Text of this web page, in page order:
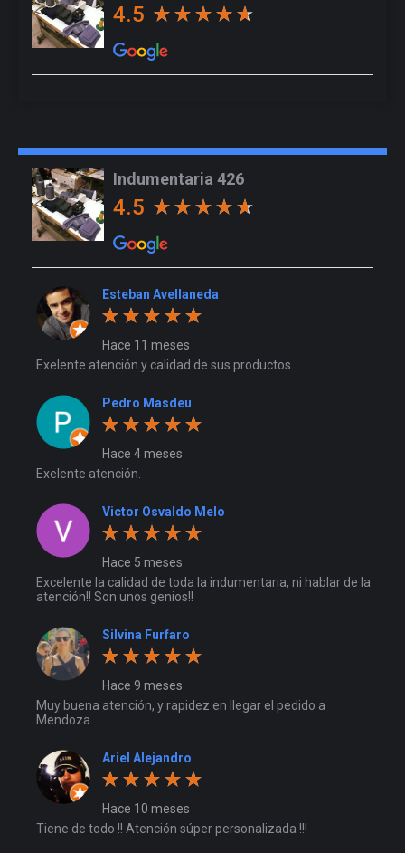
4.5
Indumentaria 426
4.5
Esteban Avellaneda
Hace 11 meses
Exelente atención y calidad de sus productos
Pedro Masdeu
Hace 4 meses
Exelente atención.
Victor Osvaldo Melo
Hace 5 meses
Excelente la calidad de toda la indumentaria, ni hablar de la
atención!! Son unos genios!!
Silvina Furfaro
Hace 9 meses
Muy buena atención, y rapidez en llegar el pedido a
Mendoza
Ariel Alejandro
Hace 10 meses
Tiene de todo !! Atención súper personalizada !!!